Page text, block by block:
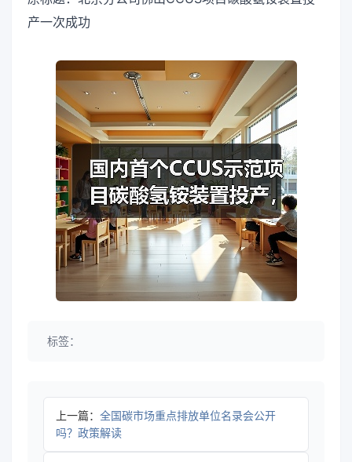
产一次成功
标签：
上一篇： 全国碳市场重点排放单位名录会公开
吗？政策解读